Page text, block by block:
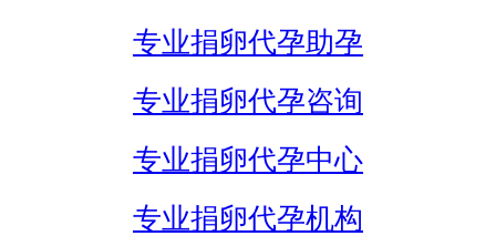
专业捐卵代孕助孕
专业捐卵代孕咨询
专业捐卵代孕中心
专业捐卵代孕机构